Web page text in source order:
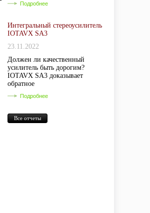
Подробнее
Интегральный стереоусилитель
IOTAVX SA3
23.11.2022
Должен ли качественный
усилитель быть дорогим?
IOTAVX SA3 доказывает
обратное
Подробнее
Все отчеты